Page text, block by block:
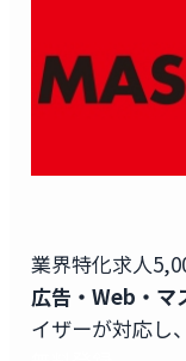
業界特化求人
広告・Web・マ
イザーが対応し